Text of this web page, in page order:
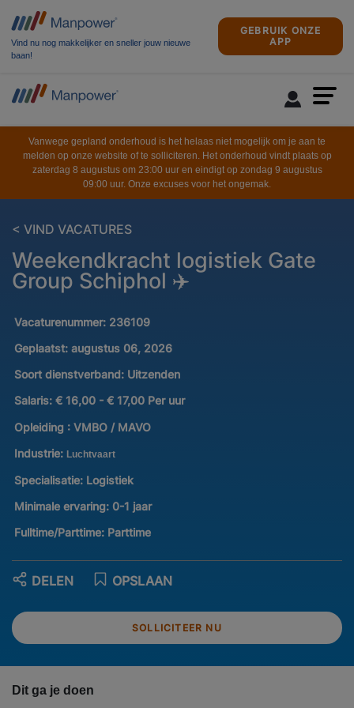
Vind nu nog makkelijker en sneller jouw nieuwe
baan!
GEBRUIK ONZE
APP
Vanwege gepland onderhoud is het helaas niet mogelijk om je aan te
melden op onze website of te solliciteren. Het onderhoud vindt plaats op
zaterdag 8 augustus om 23:00 uur en eindigt op zondag 9 augustus
09:00 uur. Onze excuses voor het ongemak.
< VIND VACATURES
Weekendkracht logistiek Gate
Group Schiphol ✈️
Vacaturenummer: 236109
Geplaatst: augustus 06, 2026
Soort dienstverband: Uitzenden
Salaris: € 16,00 - € 17,00 Per uur
Opleiding : VMBO / MAVO
Industrie: Luchtvaart
Specialisatie: Logistiek
Minimale ervaring: 0-1 jaar
Fulltime/Parttime: Parttime
SOLLICITEER NU
OPSLAAN
DELEN
Dit ga je doen